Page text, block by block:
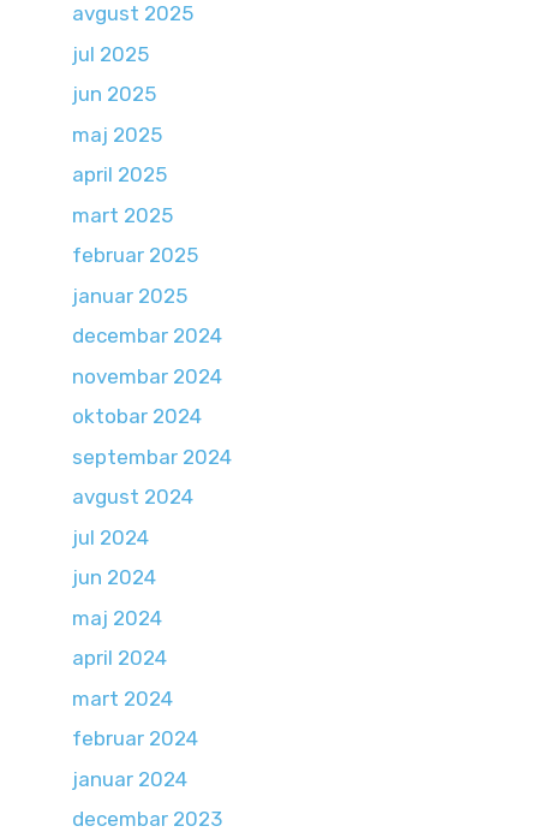
avgust 2025
jul 2025
jun 2025
maj 2025
april 2025
mart 2025
februar 2025
januar 2025
decembar 2024
novembar 2024
oktobar 2024
septembar 2024
avgust 2024
jul 2024
jun 2024
maj 2024
april 2024
mart 2024
februar 2024
januar 2024
decembar 2023